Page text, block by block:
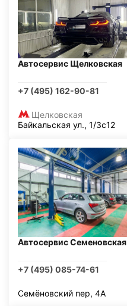
Автосервис Щелковская
+7 (495) 162-90-81
Щелковская
Байкальская ул., 1/3с12
Автосервис Семеновская
+7 (495) 085-74-61
Семёновский пер, 4А